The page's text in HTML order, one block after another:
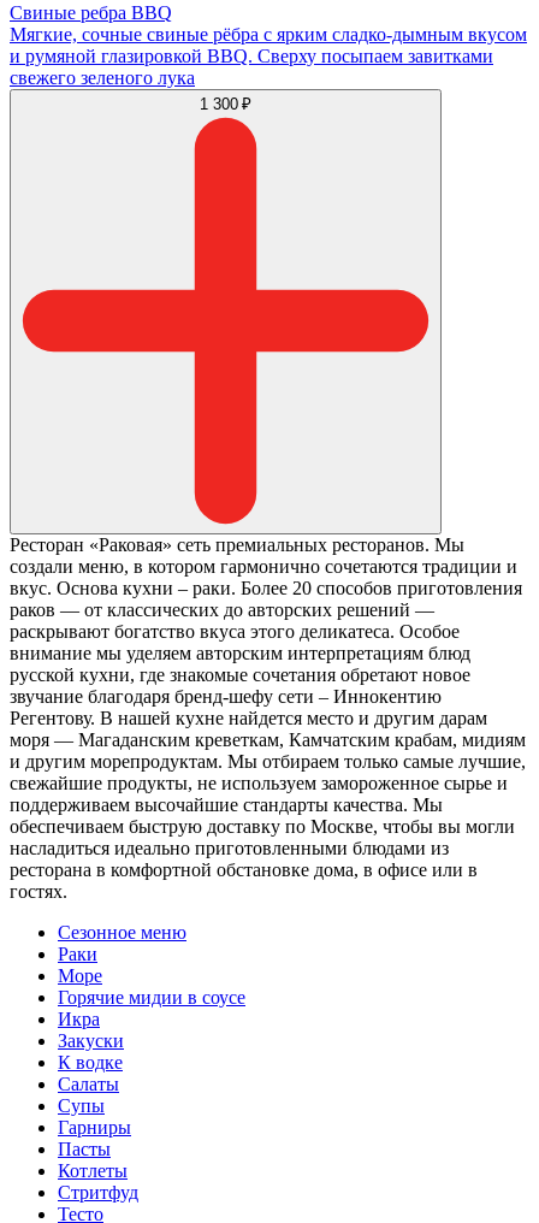
Свиные ребра BBQ
Мягкие, сочные свиные рёбра с ярким сладко-дымным вкусом
и румяной глазировкой BBQ. Сверху посыпаем завитками
свежего зеленого лука
1 300 ₽
Ресторан «Раковая» сеть премиальных ресторанов. Мы
создали меню, в котором гармонично сочетаются традиции и
вкус. Основа кухни – раки. Более 20 способов приготовления
раков — от классических до авторских решений —
раскрывают богатство вкуса этого деликатеса. Особое
внимание мы уделяем авторским интерпретациям блюд
русской кухни, где знакомые сочетания обретают новое
звучание благодаря бренд-шефу сети – Иннокентию
Регентову. В нашей кухне найдется место и другим дарам
моря — Магаданским креветкам, Камчатским крабам, мидиям
и другим морепродуктам. Мы отбираем только самые лучшие,
свежайшие продукты, не используем замороженное сырье и
поддерживаем высочайшие стандарты качества. Мы
обеспечиваем быструю доставку по Москве, чтобы вы могли
насладиться идеально приготовленными блюдами из
ресторана в комфортной обстановке дома, в офисе или в
гостях.
Сезонное меню
Раки
Море
Горячие мидии в соусе
Икра
Закуски
К водке
Салаты
Супы
Гарниры
Пасты
Котлеты
Стритфуд
Тесто